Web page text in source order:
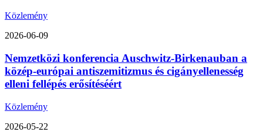
Közlemény
2026-06-09
Nemzetközi konferencia Auschwitz-Birkenauban a
közép-európai antiszemitizmus és cigányellenesség
elleni fellépés erősítéséért
Közlemény
2026-05-22